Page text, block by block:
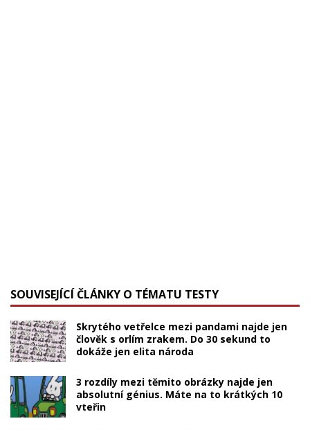
SOUVISEJÍCÍ ČLÁNKY O TÉMATU TESTY
Skrytého vetřelce mezi pandami najde jen
člověk s orlím zrakem. Do 30 sekund to
dokáže jen elita národa
3 rozdíly mezi těmito obrázky najde jen
absolutní génius. Máte na to krátkých 10
vteřin